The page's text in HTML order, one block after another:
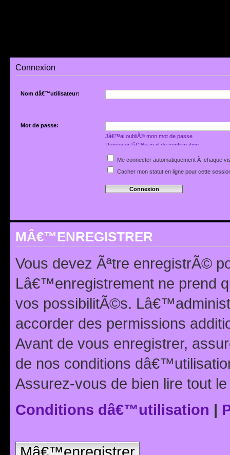
Connexion
Nom dâ€™utilisateur:
Mot de passe:
Jâ€™ai oubliÃ© mon mot de passe
Renvoyer lâ€™e-mail de confirmation
Me connecter automatiquement Ã chaque
Cacher mon statut en ligne pour cette
MÂ€™ENREGISTRER
Vous devez Ãªtre enregistrÃ©
Lâ€™enregistrement ne prend
vos possibilitÃ©s.
accorder des permissions
Avant de vous enregistrer,
de nos conditions
Assurez-vous de bien lire tout
Conditions dâ€™utilisation |
Mâ€™enregistrer